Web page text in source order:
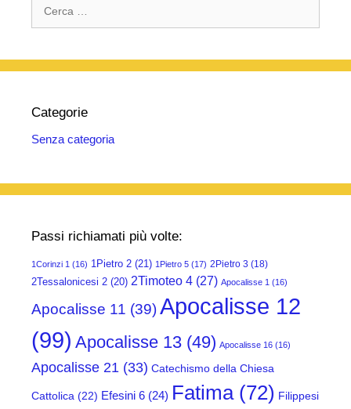
per:
Categorie
Senza categoria
Passi richiamati più volte:
1Corinzi 1 (16) 1Pietro 2 (21) 1Pietro 5 (17) 2Pietro 3 (18)
2Tessalonicesi 2 (20) 2Timoteo 4 (27) Apocalisse 1 (16)
Apocalisse 11 (39)Apocalisse 12
(99) Apocalisse 13 (49) Apocalisse 16 (16)
Apocalisse 21 (33) Catechismo della Chiesa
Cattolica (22) Efesini 6 (24) Fatima(72) Filippesi